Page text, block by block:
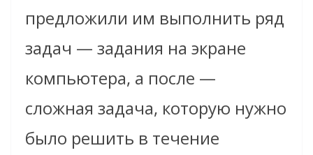
предложили им выполнить ряд
задач — задания на экране
компьютера, а после —
сложная задача, которую нужно
было решить в течение